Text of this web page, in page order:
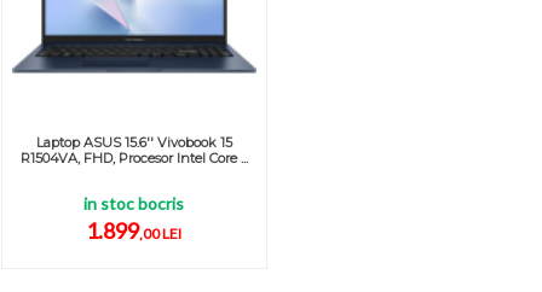
Laptop ASUS 15.6'' Vivobook 15
R1504VA, FHD, Procesor Intel Core ...
in stoc bocris
1.899,00 LEI